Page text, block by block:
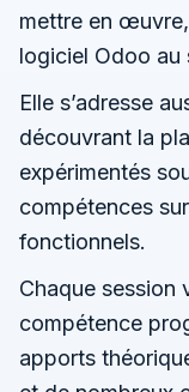
mettre en
logiciel Odoo au
Elle s’adresse
découvrant la
expérimentés
compétences
fonctionnels.
Chaque session
compétence
apports